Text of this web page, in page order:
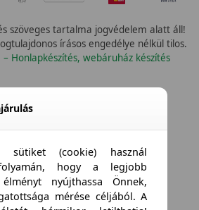
szöveges tartalma jogvédelem alatt áll!
írásos engedélye nélkül tilos.
Honlapkészítés, webáruház készítés
sütiket (cookie) használ
hogy a legjobb
nyújthassa Önnek,
mérése céljából. A